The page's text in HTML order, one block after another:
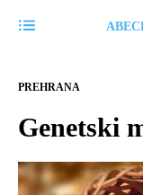
PREHRANA
Genetski